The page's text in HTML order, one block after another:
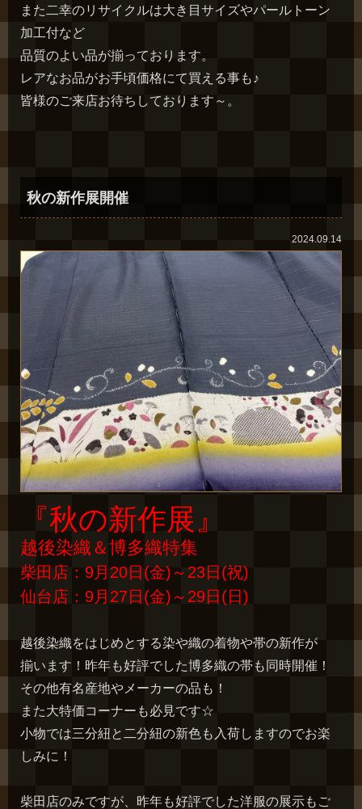
また二幸のリサイクルは大き目サイズやパールトーン
加工付など
品質のよい品が揃っております。
レアなお品がお手頃価格にて買える事も♪
皆様のご来店お待ちしております～。
秋の新作展開催
2024.09.14
『秋の新作展』
越後染織＆博多織特集
柴田店：9月20日(金)～23日(祝)
仙台店：9月27日(金)～29日(日)
越後染織をはじめとする染や織の着物や帯の新作が
揃います！昨年も好評でした博多織の帯も同時開催！
その他有名産地やメーカーの品も！
また大特価コーナーも必見です☆
小物では三分紐と二分紐の新色も入荷しますのでお楽
しみに！
柴田店のみですが、昨年も好評でした洋服の展示もご